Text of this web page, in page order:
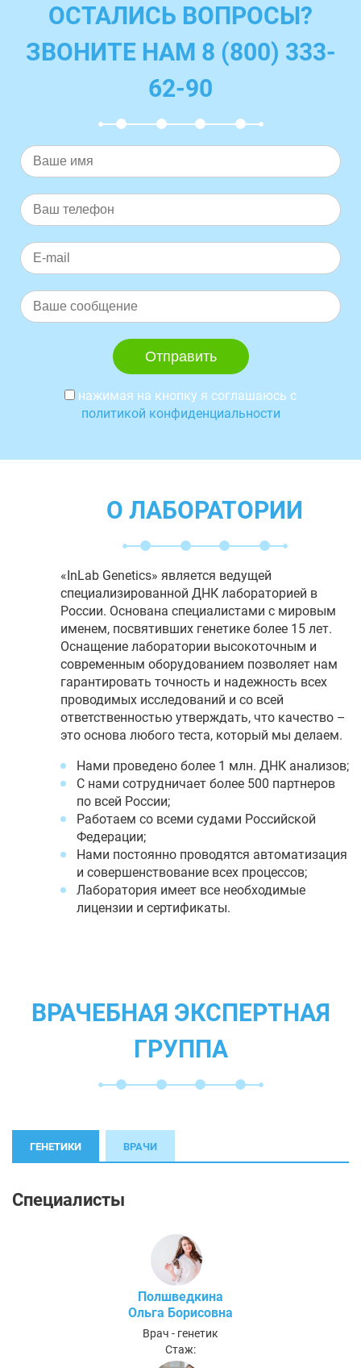
ОСТАЛИСЬ ВОПРОСЫ?
ЗВОНИТЕ НАМ 8 (800) 333-
62-90
нажимая на кнопку я соглашаюсь с
политикой конфиденциальности
О ЛАБОРАТОРИИ
«InLab Genetics» является ведущей
специализированной ДНК лабораторией в
России. Основана специалистами с мировым
именем, посвятивших генетике более 15 лет.
Оснащение лаборатории высокоточным и
современным оборудованием позволяет нам
гарантировать точность и надежность всех
проводимых исследований и со всей
ответственностью утверждать, что качество –
это основа любого теста, который мы делаем.
Нами проведено более 1 млн. ДНК анализов;
С нами сотрудничает более 500 партнеров
по всей России;
Работаем со всеми судами Российской
Федерации;
Нами постоянно проводятся автоматизация
и совершенствование всех процессов;
Лаборатория имеет все необходимые
лицензии и сертификаты.
ВРАЧЕБНАЯ ЭКСПЕРТНАЯ
ГРУППА
ГЕНЕТИКИ ВРАЧИ
Специалисты
Полшведкина
Ольга Борисовна
Врач - генетик
Стаж: